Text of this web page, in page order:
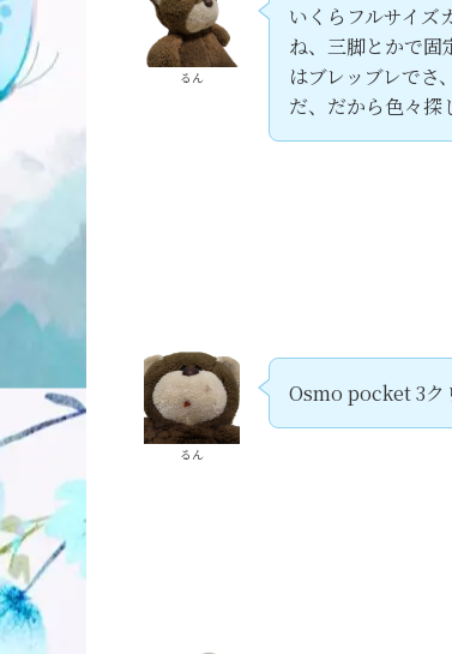
るん
いくらフルサイズ
ね、三脚とかで固
はブレッブレでさ
だ、だから色々探
るん
Osmo pocket 3ク